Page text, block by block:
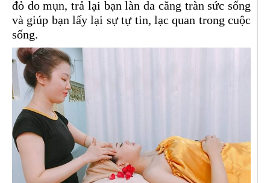
đỏ do mụn, trả lại bạn làn da căng tràn sức sống
và giúp bạn lấy lại sự tự tin, lạc quan trong cuộc
sống.